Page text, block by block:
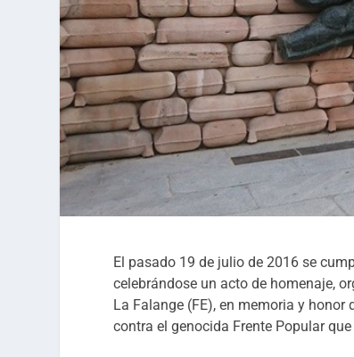
El pasado 19 de julio de 2016 se
celebrándose un acto de homenaje,
La Falange (FE), en memoria y
contra el genocida Frente Popular